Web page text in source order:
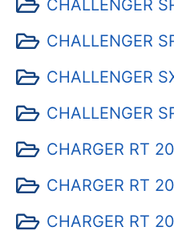
CHALLENGER
CHALLENGER
CHALLENGER
CHALLENGER
CHARGER RT
CHARGER RT
CHARGER RT